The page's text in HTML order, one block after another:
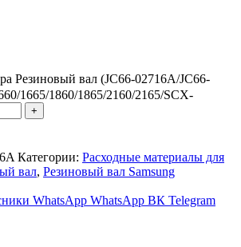
Резиновый вал (JC66-02716A/JC66-
1665/1860/1865/2160/2165/SCX-
Категории: Расходные материалы для
вал, Резиновый вал Samsung
WhatsApp WhatsApp ВК Telegram